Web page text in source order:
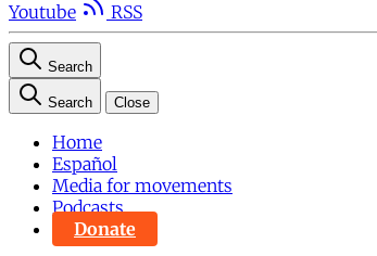
Youtube
RSS
Search
Search Close
Home
Español
Media for movements
Podcasts
Donate